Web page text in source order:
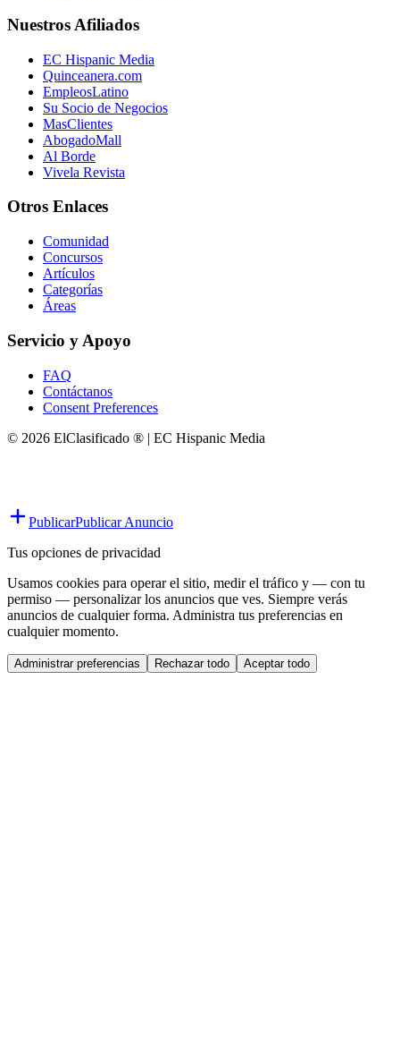
Nuestros Afiliados
EC Hispanic Media
Quinceanera.com
EmpleosLatino
Su Socio de Negocios
MasClientes
AbogadoMall
Al Borde
Vivela Revista
Otros Enlaces
Comunidad
Concursos
Artículos
Categorías
Áreas
Servicio y Apoyo
FAQ
Contáctanos
Consent Preferences
© 2026 ElClasificado ® | EC Hispanic Media
PublicarPublicar Anuncio
Tus opciones de privacidad
Usamos cookies para operar el sitio, medir el tráfico y — con tu
permiso — personalizar los anuncios que ves. Siempre verás
anuncios de cualquier forma. Administra tus preferencias en
cualquier momento.
Administrar preferencias Rechazar todo Aceptar todo